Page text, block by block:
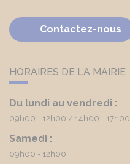
Contactez-nous
HORAIRES DE LA MAIRIE
Du lundi au vendredi :
09h00 - 12h00 14h00 - 17h00
Samedi :
09h00 - 12h00